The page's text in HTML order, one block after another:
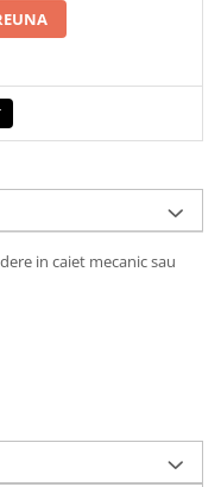
in caiet mecanic sau